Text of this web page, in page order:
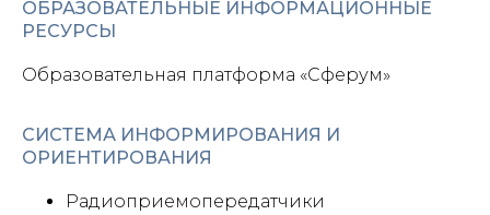
ОБРАЗОВАТЕЛЬНЫЕ ИНФОРМАЦИОННЫЕ
РЕСУРСЫ
Образовательная платформа «Сферум»
СИСТЕМА ИНФОРМИРОВАНИЯ И
ОРИЕНТИРОВАНИЯ
Радиоприемопередатчики